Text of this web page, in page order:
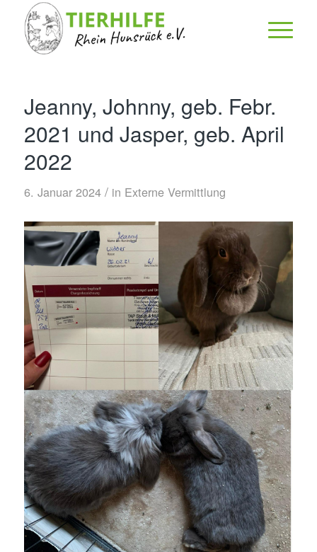
Jeanny, Johnny, geb. Febr.
2021 und Jasper, geb. April
2022
6. Januar 2024 / in Externe Vermittlung